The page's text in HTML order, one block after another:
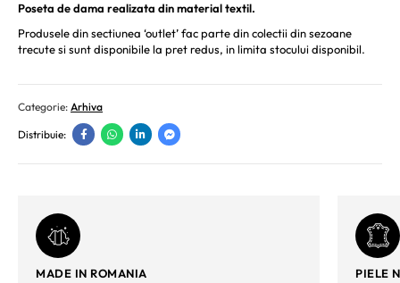
Poseta de dama realizata din material textil.
Produsele din sectiunea ‘outlet’ fac parte din colectii din sezoane
trecute si sunt disponibile la pret redus, in limita stocului disponibil.
Categorie: Arhiva
Distribuie:
MADE IN ROMANIA
PIELE